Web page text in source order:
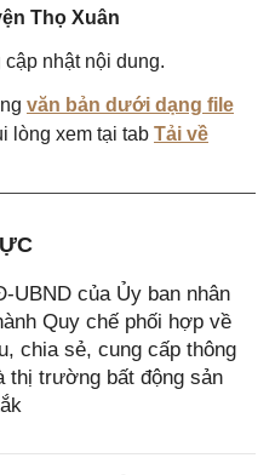
Thọ Xuân
nhật nội dung.
văn bản dưới dạng file
lòng xem tại tab Tải về
UBND của Ủy ban nhân
Quy chế phối hợp về
chia sẻ, cung cấp thông
thị trường bất động sản